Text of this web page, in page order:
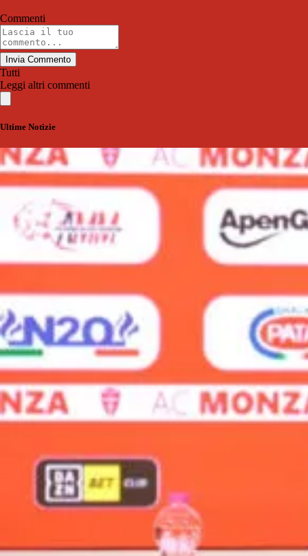
Commenti
Invia Commento
Tutti
Leggi altri commenti
Ultime Notizie